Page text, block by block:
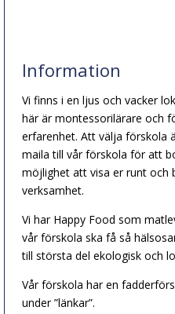
Information
Vi finns i en ljus och vacker
här är montessorilärare och
erfarenhet. Att välja förskola
maila till vår förskola för att
möjlighet att visa er runt och
verksamhet.
Vi har Happy Food som
vår förskola ska få så
till största del ekologisk och
Vår förskola har en
under ”länkar”.